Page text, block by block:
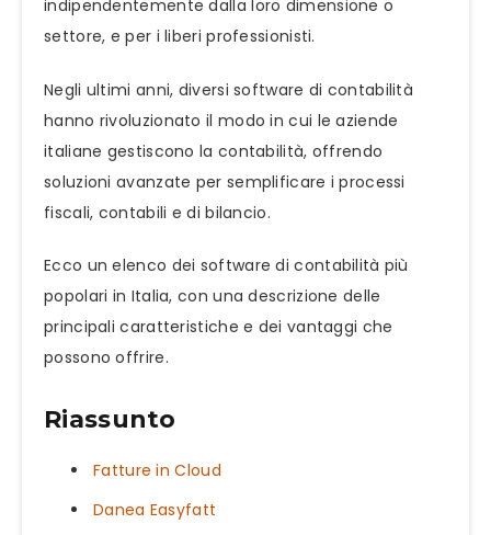
indipendentemente dalla loro dimensione o
settore, e per i liberi professionisti.
Negli ultimi anni, diversi software di contabilità
hanno rivoluzionato il modo in cui le aziende
italiane gestiscono la contabilità, offrendo
soluzioni avanzate per semplificare i processi
fiscali, contabili e di bilancio.
Ecco un elenco dei software di contabilità più
popolari in Italia, con una descrizione delle
principali caratteristiche e dei vantaggi che
possono offrire.
Riassunto
Fatture in Cloud
Danea Easyfatt